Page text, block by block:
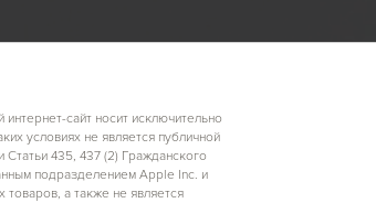
сайт носит исключительно
условиях не является публичной
435, 437 (2) Гражданского
подразделением Apple Inc. и
товаров, а также не является